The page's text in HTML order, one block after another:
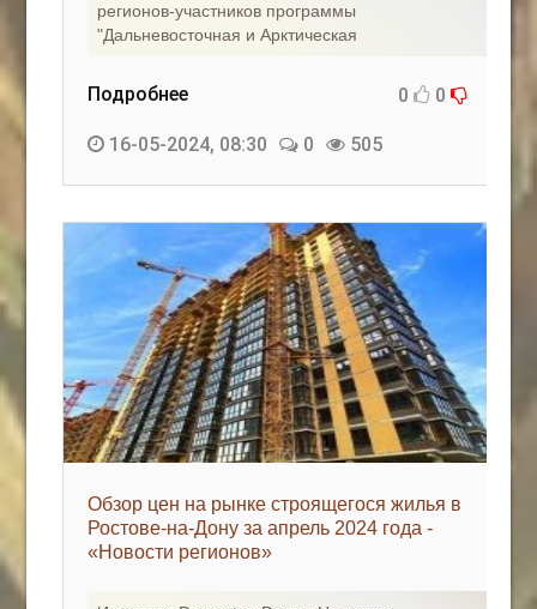
регионов-участников программы
"Дальневосточная и Арктическая
Подробнее 0 0
16-05-2024, 08:30 0 505
Обзор цен на рынке строящегося жилья в
Ростове-на-Дону за апрель 2024 года -
«Новости регионов»